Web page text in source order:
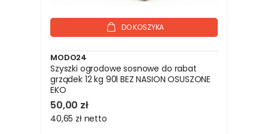
DO KOSZYKA
MODO24
Szyszki ogrodowe sosnowe do rabat
grządek 12 kg 90l BEZ NASION OSUSZONE
EKO
50,00 zł
40,65 zł netto